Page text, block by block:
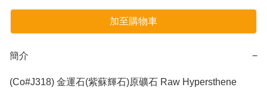
加至購物車
簡介 −
(Co#J318) 金運石(紫蘇輝石)原礦石 Raw Hypersthene